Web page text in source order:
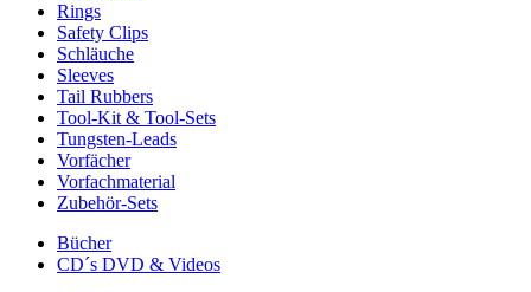
Rings
Safety Clips
Schläuche
Sleeves
Tail Rubbers
Tool-Kit & Tool-Sets
Tungsten-Leads
Vorfächer
Vorfachmaterial
Zubehör-Sets
Bücher
CD´s DVD & Videos